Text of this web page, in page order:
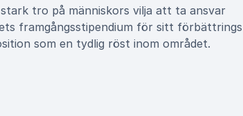
tro på människors vilja att ta ansvar
framgångsstipendium för sitt förbättrings
som en tydlig röst inom området.